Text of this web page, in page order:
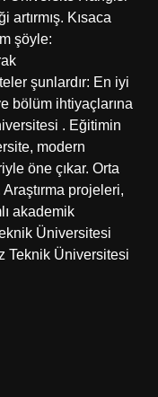
Kısaca
şöyle:
şunlardır: En iyi
bölüm ihtiyaçlarına
. Eğitimin
modern
öne çıkar. Orta
projeleri,
akademik
Üniversitesi
Teknik Üniversitesi